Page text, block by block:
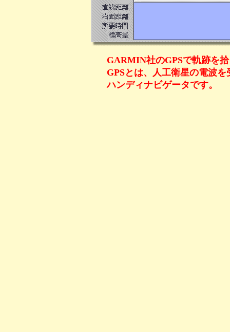
GARMIN社のGPSで軌跡を
GPSとは、人工衛星の電波
ハンディナビゲータです。